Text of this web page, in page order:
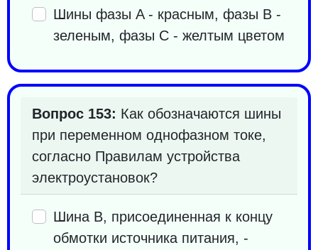
Шины фазы A - красным, фазы B -
зеленым, фазы C - желтым цветом
Вопрос 153: Как обозначаются шины
при переменном однофазном токе,
согласно Правилам устройства
электроустановок?
Шина B, присоединенная к концу
обмотки источника питания, -